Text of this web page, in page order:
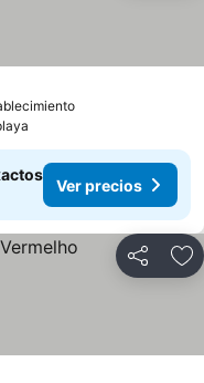
Ver precios
Ver precios
Compartir